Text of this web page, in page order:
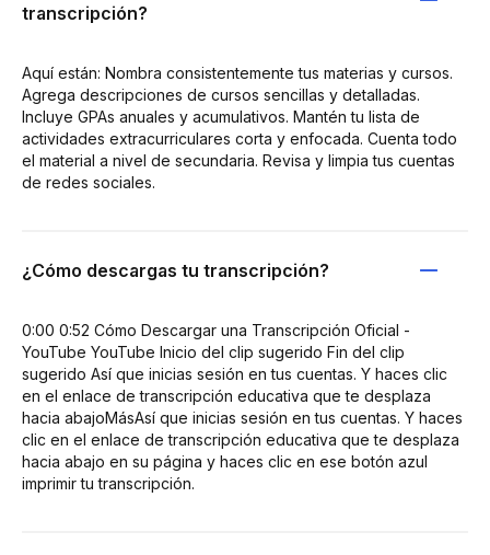
transcripción?
Aquí están: Nombra consistentemente tus materias y cursos.
Agrega descripciones de cursos sencillas y detalladas.
Incluye GPAs anuales y acumulativos. Mantén tu lista de
actividades extracurriculares corta y enfocada. Cuenta todo
el material a nivel de secundaria. Revisa y limpia tus cuentas
de redes sociales.
¿Cómo descargas tu transcripción?
0:00 0:52 Cómo Descargar una Transcripción Oficial -
YouTube YouTube Inicio del clip sugerido Fin del clip
sugerido Así que inicias sesión en tus cuentas. Y haces clic
en el enlace de transcripción educativa que te desplaza
hacia abajoMásAsí que inicias sesión en tus cuentas. Y haces
clic en el enlace de transcripción educativa que te desplaza
hacia abajo en su página y haces clic en ese botón azul
imprimir tu transcripción.